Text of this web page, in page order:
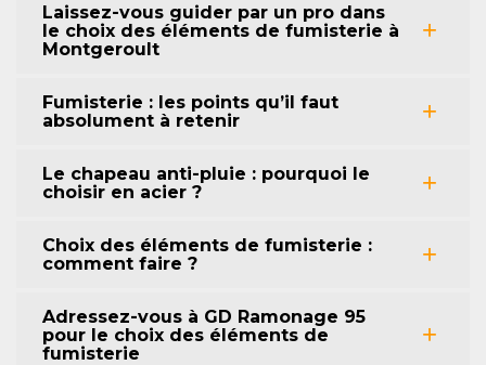
Laissez-vous guider par un pro dans
le choix des éléments de fumisterie à
Montgeroult
Fumisterie : les points qu’il faut
absolument à retenir
Le chapeau anti-pluie : pourquoi le
choisir en acier ?
Choix des éléments de fumisterie :
comment faire ?
Adressez-vous à GD Ramonage 95
pour le choix des éléments de
fumisterie